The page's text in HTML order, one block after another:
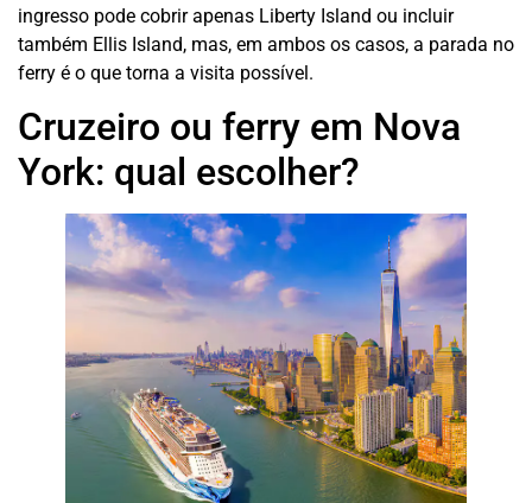
ingresso pode cobrir apenas Liberty Island ou incluir
também Ellis Island, mas, em ambos os casos, a parada no
ferry é o que torna a visita possível.
Cruzeiro ou ferry em Nova
York: qual escolher?